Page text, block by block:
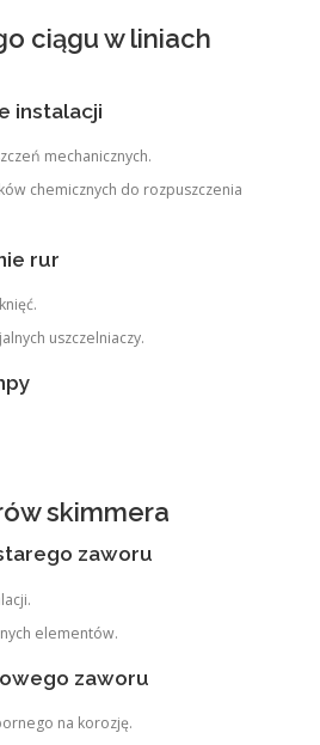
ciągu w liniach
instalacji
mechanicznych.
chemicznych do rozpuszczenia
rur
uszczelniaczy.
skimmera
zaworu
elementów.
zaworu
na korozję.